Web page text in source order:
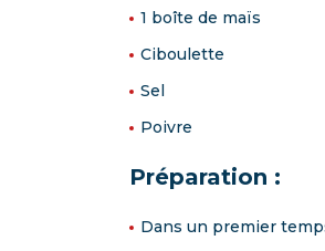
1 boîte de maïs
Ciboulette
Sel
Poivre
Préparation :
Dans un premier